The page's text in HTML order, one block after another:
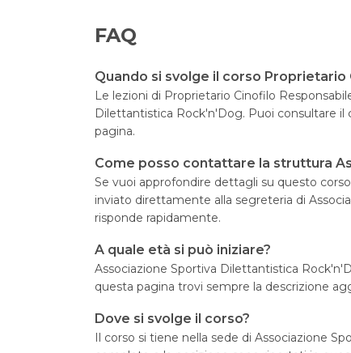
FAQ
Quando si svolge il corso Proprietario
Le lezioni di Proprietario Cinofilo
Dilettantistica Rock'n'Dog. Puoi consultare
pagina.
Come posso contattare la struttura
Se vuoi approfondire dettagli su questo
inviato direttamente alla segreteria di
risponde rapidamente.
A quale età si può iniziare?
Associazione Sportiva Dilettantistica
questa pagina trovi sempre la descrizione
Dove si svolge il corso?
Il corso si tiene nella sede di Associazione